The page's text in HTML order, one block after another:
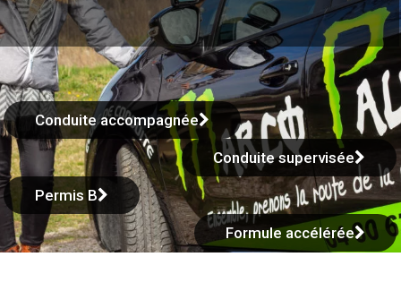
Conduite accompagnée
Permis B
Conduite supervisée
Formule accélérée